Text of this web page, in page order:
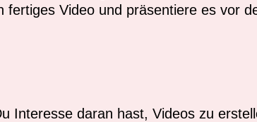
fertiges Video und präsentiere es vor
Interesse daran hast, Videos zu